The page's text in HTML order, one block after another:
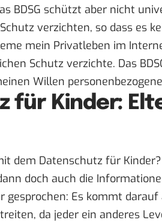
BDSG schützt aber nicht
verzichten, so dass es
mein Privatleben im
Schutz verzichte. Das
Willen
für Kinder:
dem Datenschutz für
doch auch die
gesprochen: Es kommt
da jeder ein anderes